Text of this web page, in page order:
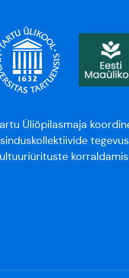
Üliõpilasmaja